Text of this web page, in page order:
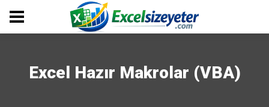
Excel Hazır Makrolar (VBA)